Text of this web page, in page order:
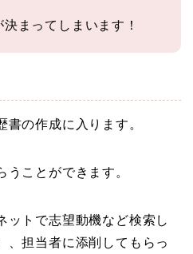
まってしまいます！
の作成に入ります。
うことができます。
ットで志望動機など検索し
、担当者に添削してもらっ